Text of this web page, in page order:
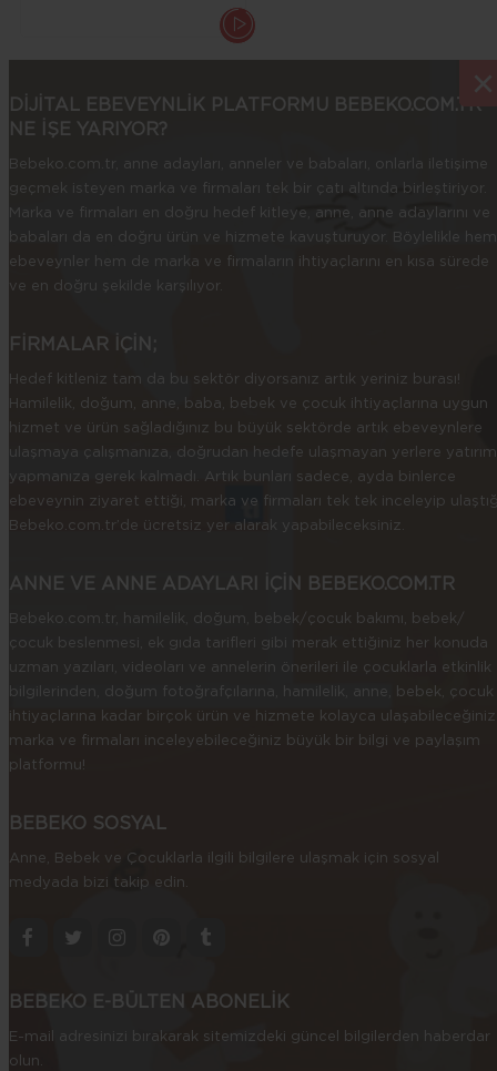
DİJİTAL EBEVEYNLİK PLATFORMU BEBEKO.COM.TR
NE İŞE YARIYOR?
Bebeko.com.tr, anne adayları, anneler ve babaları, onlarla iletişime
geçmek isteyen marka ve firmaları tek bir çatı altında birleştiriyor.
Marka ve firmaları en doğru hedef kitleye, anne, anne adaylarını ve
babaları da en doğru ürün ve hizmete kavuşturuyor. Böylelikle hem
ebeveynler hem de marka ve firmaların ihtiyaçlarını en kısa sürede
ve en doğru şekilde karşılıyor.
FİRMALAR İÇİN;
Hedef kitleniz tam da bu sektör diyorsanız artık yeriniz burası!
Hamilelik, doğum, anne, baba, bebek ve çocuk ihtiyaçlarına uygun
hizmet ve ürün sağladığınız bu büyük sektörde artık ebeveynlere
ulaşmaya çalışmanıza, doğrudan hedefe ulaşmayan yerlere yatırım
yapmanıza gerek kalmadı. Artık bunları sadece, ayda binlerce
ebeveynin ziyaret ettiği, marka ve firmaları tek tek inceleyip
Bebeko.com.tr’de ücretsiz yer alarak yapabileceksiniz.
ANNE VE ANNE ADAYLARI İÇİN BEBEKO.COM.TR
Bebeko.com.tr, hamilelik, doğum, bebek/çocuk bakımı, bebek/
çocuk beslenmesi, ek gıda tarifleri gibi merak ettiğiniz her konuda
uzman yazıları, videoları ve annelerin önerileri ile çocuklarla etkinlik
bilgilerinden, doğum fotoğrafçılarına, hamilelik, anne, bebek, çocuk
ihtiyaçlarına kadar birçok ürün ve hizmete kolayca ulaşabileceğiniz
marka ve firmaları inceleyebileceğiniz büyük bir bilgi ve paylaşım
platformu!
BEBEKO SOSYAL
Anne, Bebek ve Çocuklarla ilgili bilgilere ulaşmak için sosyal
medyada bizi takip edin.
BEBEKO E-BÜLTEN ABONELİK
E-mail adresinizi bırakarak sitemizdeki güncel bilgilerden haberdar
olun.